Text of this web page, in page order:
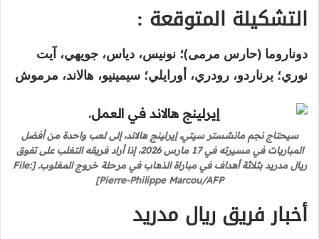
التشكيلة المتوقعة :
دوناروما (حارس مرمى)؛ نونيس، دياس، جويهي، آيت
نوري؛ برناردو، رودري، أورايلي؛ سيمينيو، هالاند، مرموش
سيحتاج نجم مانشستر سيتي، إيرلينج هالاند، إلى لعب واحدة من أفضل
المباريات في مسيرته في 17 مارس 2026، إذا أراد فريقه التغلب على تفوق
ريال مدريد بثلاثة أهداف في مباراة الذهاب في مرحلة خروج المغلوب. [File:
Pierre-Philippe Marcou/AFP]
أخبار فريق ريال مدريد